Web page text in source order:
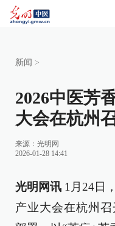
新闻 >
2026中医芳
大会在杭州
来源： 光明网
2026-01-28 14:41
光明网讯 1月24日
产业大会在杭州